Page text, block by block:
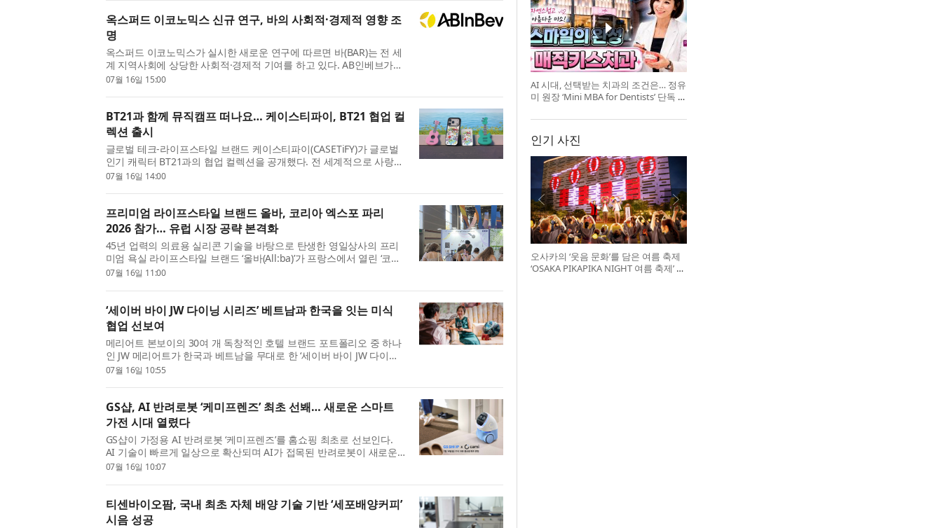
옥스퍼드 이코노믹스 신규 연구, 바의 사회적·경제적 영향 조
명
옥스퍼드 이코노믹스가 실시한 새로운 연구에 따르면 바(BAR)는 전 세
계 지역사회에 상당한 사회적·경제적 기여를 하고 있다. AB인베브가
의뢰한 이번 연구는 브라질, 멕시코, 한국, 영국, 미국 등 세계 5개 시장
07월 16일 15:00
BT21과 함께 뮤직캠프 떠나요… 케이스티파이, BT21 협업 컬
렉션 출시
글로벌 테크-라이프스타일 브랜드 케이스티파이(CASETiFY)가 글로벌
인기 캐릭터 BT21과의 협업 컬렉션을 공개했다. 전 세계적으로 사랑을
받고 있는 BT21의 ‘World Voyage’ 뮤직 캠프를 콘셉트로 전개되는 이
07월 16일 14:00
프리미엄 라이프스타일 브랜드 올바, 코리아 엑스포 파리
2026 참가… 유럽 시장 공략 본격화
45년 업력의 의료용 실리콘 기술을 바탕으로 탄생한 영일상사의 프리
미엄 욕실 라이프스타일 브랜드 ‘올바(All:ba)’가 프랑스에서 열린 ‘코리
아 엑스포 파리(Korea Expo Paris) 2026’에 참가해 유럽 바이어와 소비
07월 16일 11:00
‘세이버 바이 JW 다이닝 시리즈’ 베트남과 한국을 잇는 미식
협업 선보여
메리어트 본보이의 30여 개 독창적인 호텔 브랜드 포트폴리오 중 하나
인 JW 메리어트가 한국과 베트남을 무대로 한 ‘세이버 바이 JW 다이닝
시리즈(Savor by JW Dining Series)’를 선보인다. 오는 8월부터 11월까
07월 16일 10:55
GS샵, AI 반려로봇 ‘케미프렌즈’ 최초 선봬… 새로운 스마트
가전 시대 열렸다
GS샵이 가정용 AI 반려로봇 ‘케미프렌즈’를 홈쇼핑 최초로 선보인다.
AI 기술이 빠르게 일상으로 확산되며 AI가 접목된 반려로봇이 새로운
스마트 가전으로 주목받고 있다. 시니어층의 건강 모니터링과 정서적
07월 16일 10:07
티센바이오팜, 국내 최초 자체 배양 기술 기반 ‘세포배양커피’
시음 성공
AI 시대, 선택받는 치과의 조건은… 정유
미 원장 ‘Mini MBA for Dentists’ 단독 특
인기 사진
오사카의 ‘웃음 문화’를 담은 여름 축제
‘OSAKA PIKAPIKA NIGHT 여름 축제’ 개